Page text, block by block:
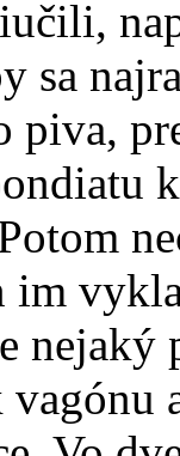
sa
piva,
im
nejaký